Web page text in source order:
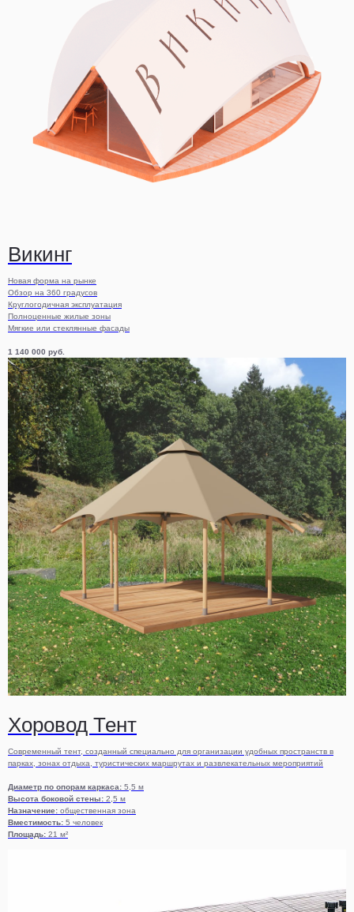
Викинг
Новая форма на рынке
Обзор на 360 градусов
Круглогодичная эксплуатация
Полноценные жилые зоны
Мягкие или стеклянные фасады
1 140 000 руб.
Хоровод Тент
Современный тент, созданный специально для организации удобных пространств в
парках, зонах отдыха, туристических маршрутах и развлекательных мероприятий
Диаметр по опорам каркаса: 5,5 м
Высота боковой стены: 2,5 м
Назначение: общественная зона
Вместимость: 5 человек
Площадь: 21 м²